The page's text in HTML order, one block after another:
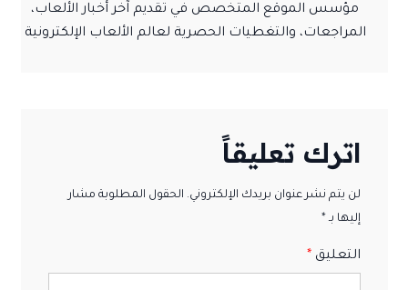
مؤسس الموقع المتخصص في تقديم آخر أخبار الألعاب،
المراجعات، والتغطيات الحصرية لعالم الألعاب الإلكترونية
اترك تعليقاً
لن يتم نشر عنوان بريدك الإلكتروني. الحقول المطلوبة مشار
إليها بـ *
التعليق